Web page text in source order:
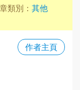
類別： 其他
作者主頁